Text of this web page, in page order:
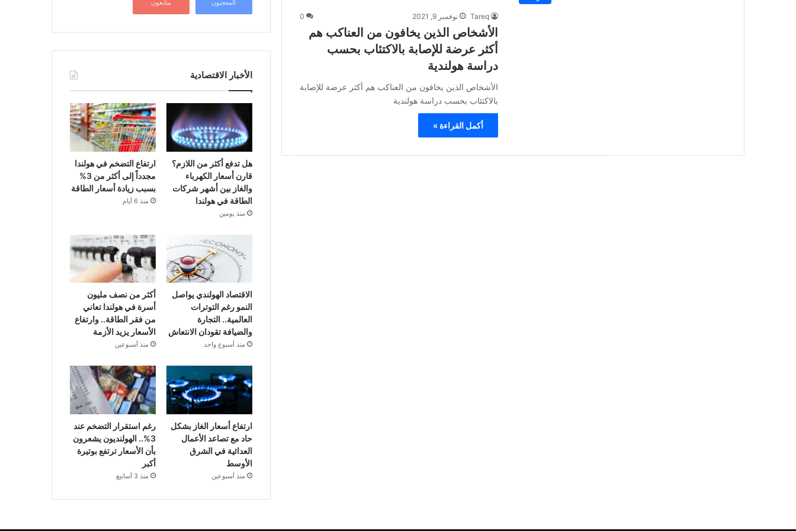
Tareq نوفمبر 9, 2021 0
الأشخاص الذين يخافون من العناكب هم
أكثر عرضة للإصابة بالاكتئاب بحسب
دراسة هولندية
الأشخاص الذين يخافون من العناكب هم أكثر عرضة للإصابة
بالاكتئاب بحسب دراسة هولندية
أكمل القراءة »
المعجبون متابعون
الأخبار الاقتصادية
هل تدفع أكثر من اللازم؟
قارن أسعار الكهرباء
والغاز بين أشهر شركات
الطاقة في هولندا
منذ يومين
ارتفاع التضخم في هولندا
مجدداً إلى أكثر من 3%
بسبب زيادة أسعار الطاقة
منذ 6 أيام
الاقتصاد الهولندي يواصل
النمو رغم التوترات
العالمية.. التجارة
والضيافة تقودان الانتعاش
منذ أسبوع واحد
أكثر من نصف مليون
أسرة في هولندا تعاني
من فقر الطاقة.. وارتفاع
الأسعار يزيد الأزمة
منذ أسبوعين
ارتفاع أسعار الغاز بشكل
حاد مع تصاعد الأعمال
العدائية في الشرق
الأوسط
منذ أسبوعين
رغم استقرار التضخم عند
3%.. الهولنديون يشعرون
بأن الأسعار ترتفع بوتيرة
أكبر
منذ 3 أسابيع